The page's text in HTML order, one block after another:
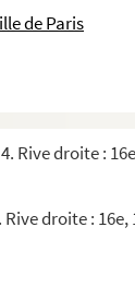
de Paris
Rive droite :
droite :